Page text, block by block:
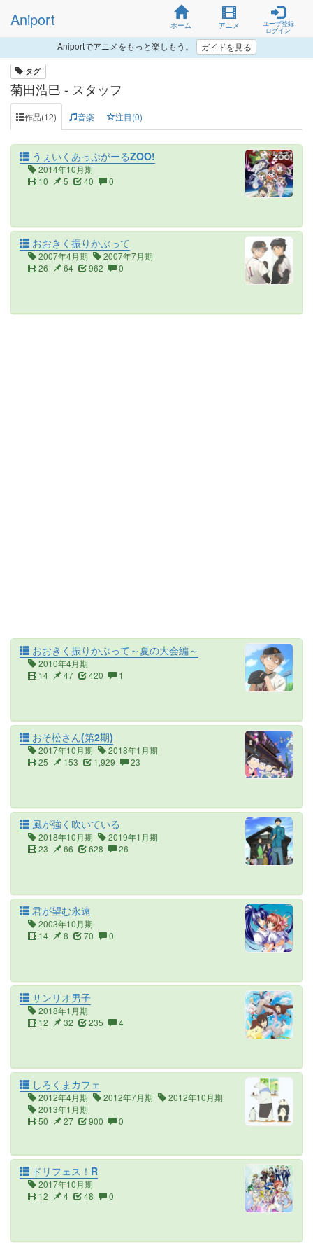
Aniport ホーム アニメ
ユーザ登録
ログイン
Aniportでアニメをもっと楽しもう。 ガイドを見る
タグ
菊田浩巳 - スタッフ
作品(12) 音楽 注目(0)
うぇいくあっぷがーるZOO!
2014年10月期
10
5 40 0
おおきく振りかぶって
2007年4月期
2007年7月期
26
64 962 0
おおきく振りかぶって～夏の大会編～
2010年4月期
14
47 420 1
おそ松さん(第2期)
2017年10月期
2018年1月期
25
153 1,929 23
風が強く吹いている
2018年10月期
2019年1月期
23
66 628 26
君が望む永遠
2003年10月期
14
8 70 0
サンリオ男子
2018年1月期
12
32 235 4
しろくまカフェ
2012年4月期 2012年7月期
2012年10月期
2013年1月期
50
27 900 0
ドリフェス！R
2017年10月期
12
4 48 0